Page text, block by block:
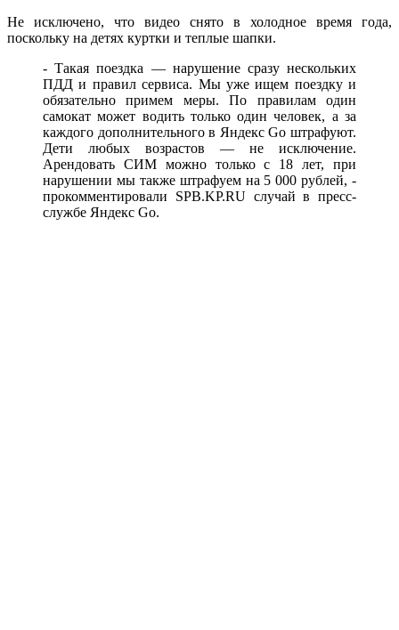
Не исключено, что видео снято в холодное время года,
поскольку на детях куртки и теплые шапки.
- Такая поездка — нарушение сразу нескольких
ПДД и правил сервиса. Мы уже ищем поездку и
обязательно примем меры. По правилам один
самокат может водить только один человек, а за
каждого дополнительного в Яндекс Go штрафуют.
Дети любых возрастов — не исключение.
Арендовать СИМ можно только с 18 лет, при
нарушении мы также штрафуем на 5 000 рублей, -
прокомментировали SPB.KP.RU случай в пресс-
службе Яндекс Go.